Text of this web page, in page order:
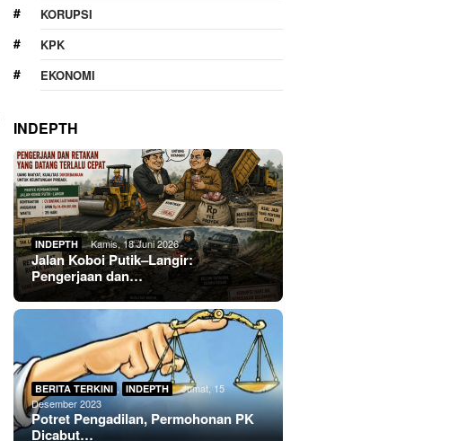
KORUPSI
KPK
EKONOMI
INDEPTH
INDEPTH Kamis, 18 Juni 2026
Jalan Koboi Putik–Langir:
Pengerjaan dan…
BERITA TERKINI , INDEPTH
Jumat, 15
Desember 2023
Potret Pengadilan, Permohonan PK
Dicabut…